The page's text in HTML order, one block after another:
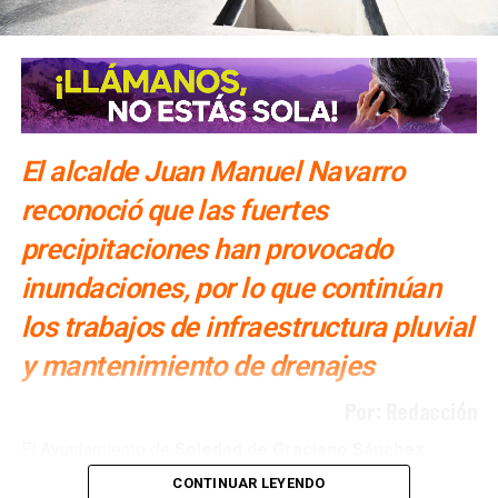
El alcalde Juan Manuel Navarro
reconoció que las fuertes
precipitaciones han provocado
inundaciones, por lo que continúan
los trabajos de infraestructura pluvial
y mantenimiento de drenajes
drenaje pluvial y reparación de
CONTINUAR LEYENDO